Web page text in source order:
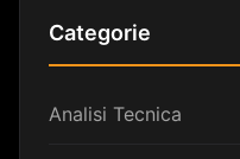
Categorie
Analisi Tecnica